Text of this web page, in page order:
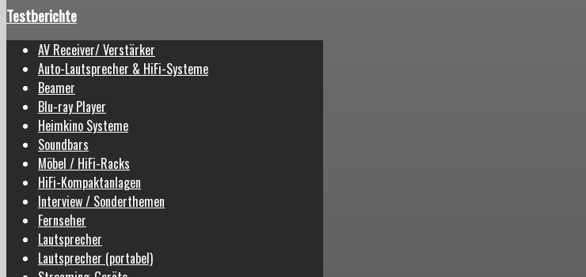
Testberichte
AV Receiver/ Verstärker
Auto-Lautsprecher & HiFi-Systeme
Beamer
Blu-ray Player
Heimkino Systeme
Soundbars
Möbel / HiFi-Racks
HiFi-Kompaktanlagen
Interview / Sonderthemen
Fernseher
Lautsprecher
Lautsprecher (portabel)